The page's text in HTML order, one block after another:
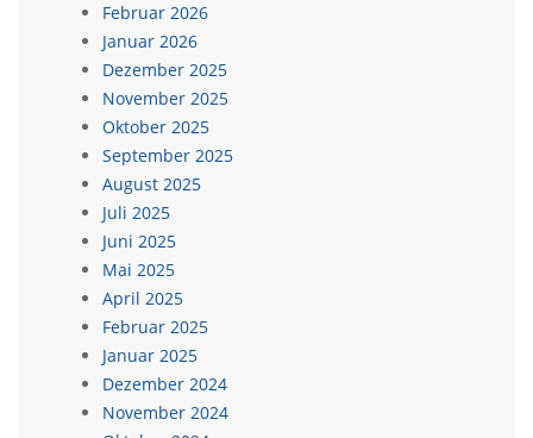
Februar 2026
Januar 2026
Dezember 2025
November 2025
Oktober 2025
September 2025
August 2025
Juli 2025
Juni 2025
Mai 2025
April 2025
Februar 2025
Januar 2025
Dezember 2024
November 2024